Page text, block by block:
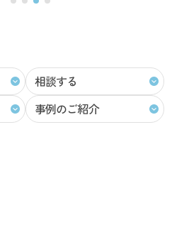
相談する
事例のご紹介